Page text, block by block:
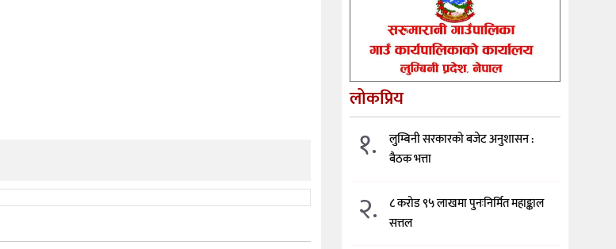
लोकप्रिय
१.
लुम्बिनी सरकारको बजेट अनुशासन :
बैठक भत्ता
२.
८ करोड ९५ लाखमा पुनःनिर्मित महाङ्काल
सत्तल